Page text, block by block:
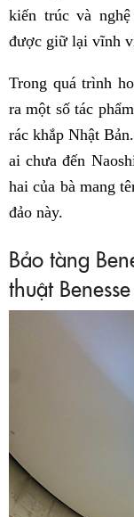
kiến ​​trúc và
được giữ lại vĩnh
Trong quá trình
ra một số tác
rác khắp Nhật
ai chưa đến
hai của bà mang
đảo này.
Bảo tàng
thuật Benesse